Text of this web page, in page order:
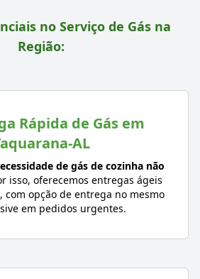
no Serviço de Gás na
Região:
Rápida de Gás em
AL
de gás de cozinha não
isso, oferecemos entregas ágeis
com opção de entrega no mesmo
em pedidos urgentes.